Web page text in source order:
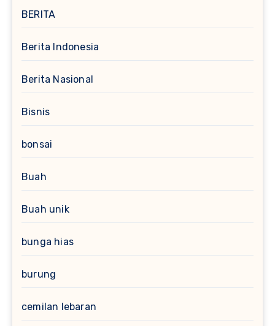
BERITA
Berita Indonesia
Berita Nasional
Bisnis
bonsai
Buah
Buah unik
bunga hias
burung
cemilan lebaran